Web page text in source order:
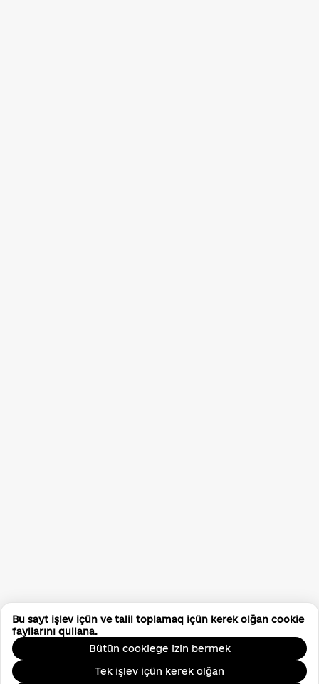
Bu sayt işlev içün ve talil toplamaq içün kerek olğan cookie
fayllarını qullana.
Bütün cookiege izin bermek
Tek işlev içün kerek olğan